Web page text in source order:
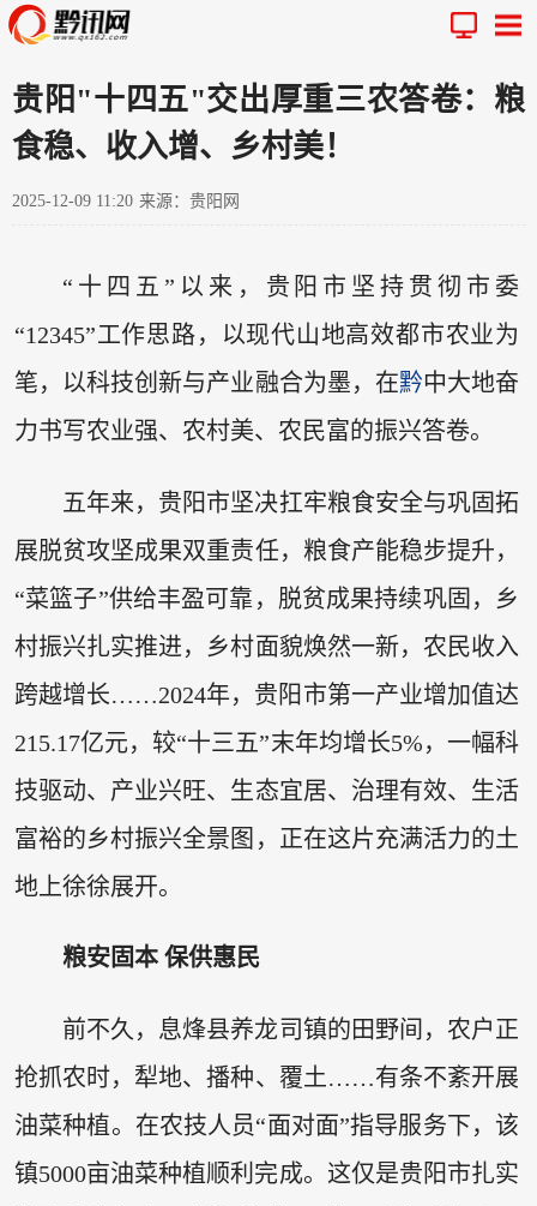
贵阳"十四五"交出厚重三农答卷：粮
食稳、收入增、乡村美！
2025-12-09 11:20 来源：贵阳网
“十四五”以来，贵阳市坚持贯彻市委
“12345”工作思路，以现代山地高效都市农业为
笔，以科技创新与产业融合为墨，在黔中大地奋
力书写农业强、农村美、农民富的振兴答卷。
五年来，贵阳市坚决扛牢粮食安全与巩固拓
展脱贫攻坚成果双重责任，粮食产能稳步提升，
“菜篮子”供给丰盈可靠，脱贫成果持续巩固，乡
村振兴扎实推进，乡村面貌焕然一新，农民收入
跨越增长……2024年，贵阳市第一产业增加值达
215.17亿元，较“十三五”末年均增长5%，一幅科
技驱动、产业兴旺、生态宜居、治理有效、生活
富裕的乡村振兴全景图，正在这片充满活力的土
地上徐徐展开。
粮安固本 保供惠民
前不久，息烽县养龙司镇的田野间，农户正
抢抓农时，犁地、播种、覆土……有条不紊开展
油菜种植。在农技人员“面对面”指导服务下，该
镇5000亩油菜种植顺利完成。这仅是贵阳市扎实